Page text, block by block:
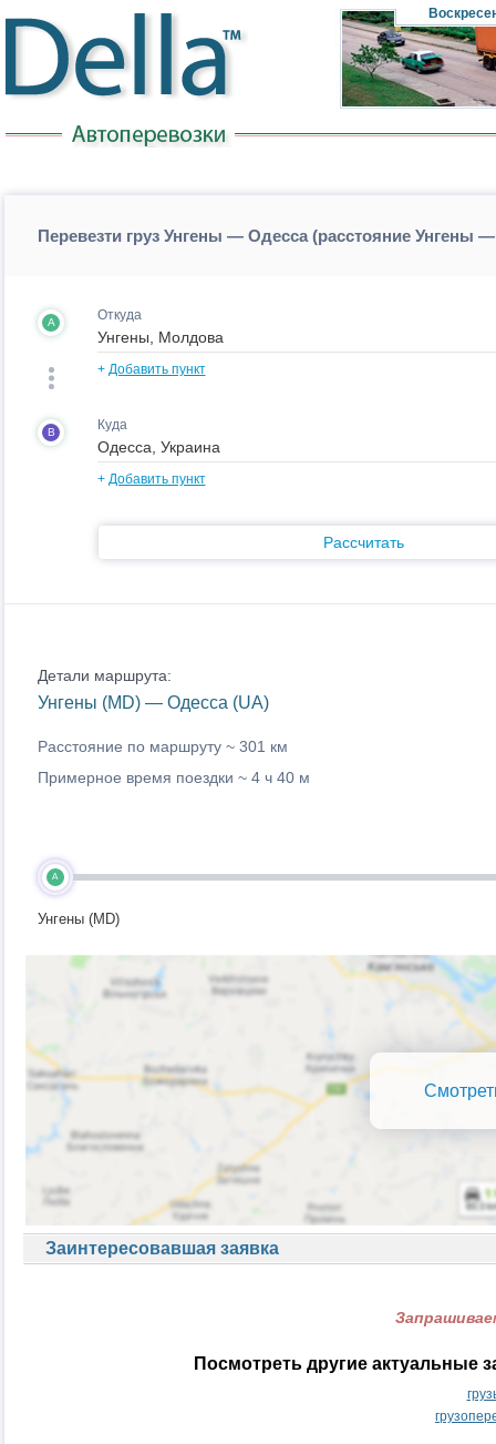
Перевезти груз Унгены — Одесса (расстояние Унгены
A Откуда
+ Добавить пункт
B Куда
+ Добавить пункт
Рассчитать
Детали маршрута:
Унгены (MD) — Одесса (UA)
Расстояние по маршруту ~ 301 км
Примерное время поездки ~ 4 ч 40 м
A
Унгены (MD)
Заинтересовавшая заявка
Посмотреть другие актуальные